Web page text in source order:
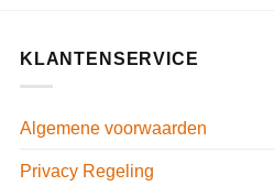
KLANTENSERVICE
Algemene voorwaarden
Privacy Regeling